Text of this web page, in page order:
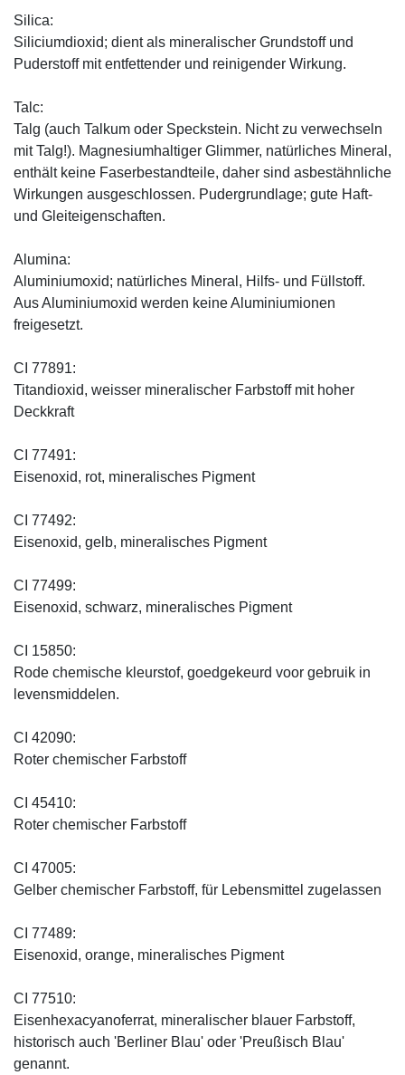
Silica:
Siliciumdioxid; dient als mineralischer Grundstoff und
Puderstoff mit entfettender und reinigender Wirkung.
Talc:
Talg (auch Talkum oder Speckstein. Nicht zu verwechseln
mit Talg!). Magnesiumhaltiger Glimmer, natürliches Mineral,
enthält keine Faserbestandteile, daher sind asbestähnliche
Wirkungen ausgeschlossen. Pudergrundlage; gute Haft-
und Gleiteigenschaften.
Alumina:
Aluminiumoxid; natürliches Mineral, Hilfs- und Füllstoff.
Aus Aluminiumoxid werden keine Aluminiumionen
freigesetzt.
CI 77891:
Titandioxid, weisser mineralischer Farbstoff mit hoher
Deckkraft
CI 77491:
Eisenoxid, rot, mineralisches Pigment
CI 77492:
Eisenoxid, gelb, mineralisches Pigment
CI 77499:
Eisenoxid, schwarz, mineralisches Pigment
CI 15850:
Rode chemische kleurstof, goedgekeurd voor gebruik in
levensmiddelen.
CI 42090:
Roter chemischer Farbstoff
CI 45410:
Roter chemischer Farbstoff
CI 47005:
Gelber chemischer Farbstoff, für Lebensmittel zugelassen
CI 77489:
Eisenoxid, orange, mineralisches Pigment
CI 77510:
Eisenhexacyanoferrat, mineralischer blauer Farbstoff,
historisch auch 'Berliner Blau' oder 'Preußisch Blau'
genannt.